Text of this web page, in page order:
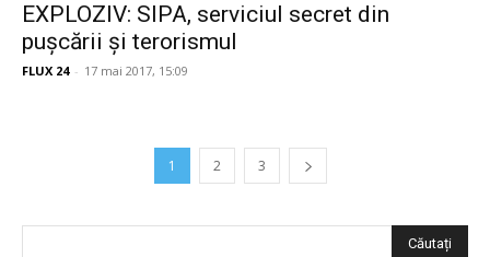
EXPLOZIV: SIPA, serviciul secret din
pușcării și terorismul
FLUX 24 - 17 mai 2017, 15:09
1 2 3